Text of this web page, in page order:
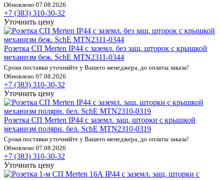
Обновлено 07.08.2026
+7 (383) 310-30-32
Уточнить цену
Розетка СП Merten IP44 с заземл. без защ. шторок с крышкой
механизм беж. SchE MTN2311-0344
Сроки поставки уточняйте у Вашего менеджера, до оплаты заказа!
Обновлено 07.08.2026
+7 (383) 310-30-32
Уточнить цену
Розетка СП Merten IP44 с заземл. защ. шторки с крышкой
механизм полярн. бел. SchE MTN2310-0319
Сроки поставки уточняйте у Вашего менеджера, до оплаты заказа!
Обновлено 07.08.2026
+7 (383) 310-30-32
Уточнить цену